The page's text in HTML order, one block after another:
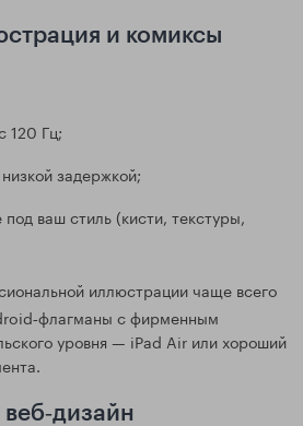
и комиксы
120 Гц;
задержкой;
ваш стиль (кисти, текстуры,
иллюстрации чаще всего
с фирменным
уровня — iPad Air или хороший